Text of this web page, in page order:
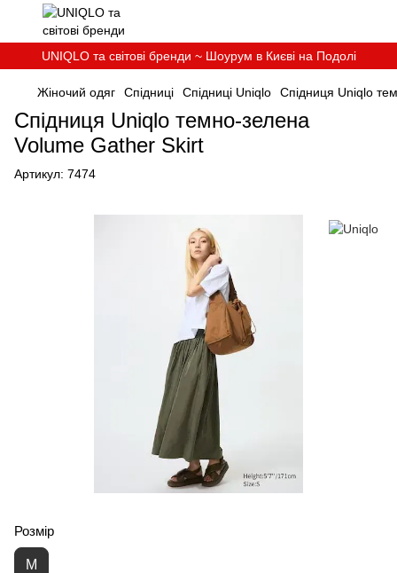
UNIQLO та світові бренди ~ Шоурум в Києві на Подолі
Жіночий одяг Спідниці Спідниці Uniqlo Спідниця Uniqlo
Спідниця Uniqlo темно-зелена
Volume Gather Skirt
Артикул: 7474
Розмір
M